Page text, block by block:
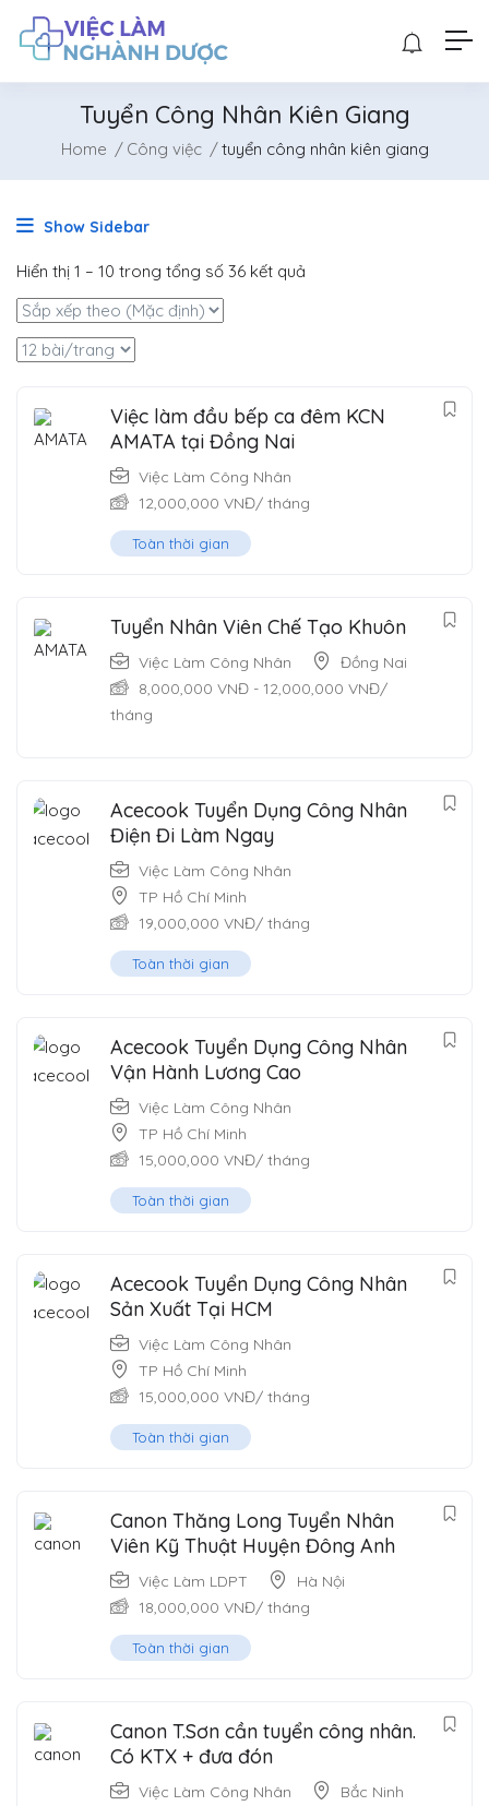
Tuyển Công Nhân Kiên Giang
Home Công việc tuyển công nhân kiên giang
Show Sidebar
Hiển thị 1 – 10 trong tổng số 36 kết quả
Việc làm đầu bếp ca đêm KCN
AMATA tại Đồng Nai
Việc Làm Công Nhân
12,000,000 VNĐ/ tháng
Toàn thời gian
Tuyển Nhân Viên Chế Tạo Khuôn
Việc Làm Công Nhân
Đồng Nai
8,000,000 VNĐ - 12,000,000 VNĐ/
tháng
Acecook Tuyển Dụng Công Nhân
Điện Đi Làm Ngay
Việc Làm Công Nhân
TP Hồ Chí Minh
19,000,000 VNĐ/ tháng
Toàn thời gian
Acecook Tuyển Dụng Công Nhân
Vận Hành Lương Cao
Việc Làm Công Nhân
TP Hồ Chí Minh
15,000,000 VNĐ/ tháng
Toàn thời gian
Acecook Tuyển Dụng Công Nhân
Sản Xuất Tại HCM
Việc Làm Công Nhân
TP Hồ Chí Minh
15,000,000 VNĐ/ tháng
Toàn thời gian
Canon Thăng Long Tuyển Nhân
Viên Kỹ Thuật Huyện Đông Anh
Việc Làm LDPT
Hà Nội
18,000,000 VNĐ/ tháng
Toàn thời gian
Canon T.Sơn cần tuyển công nhân.
Có KTX + đưa đón
Việc Làm Công Nhân
Bắc Ninh